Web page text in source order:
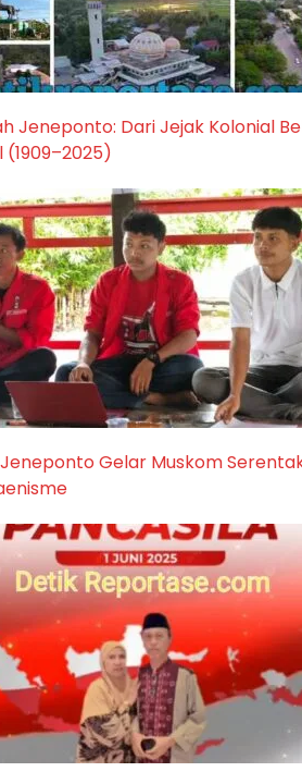
Jeneponto: Dari Jejak Kolonial
(1909–2025)
Gelar Muskom